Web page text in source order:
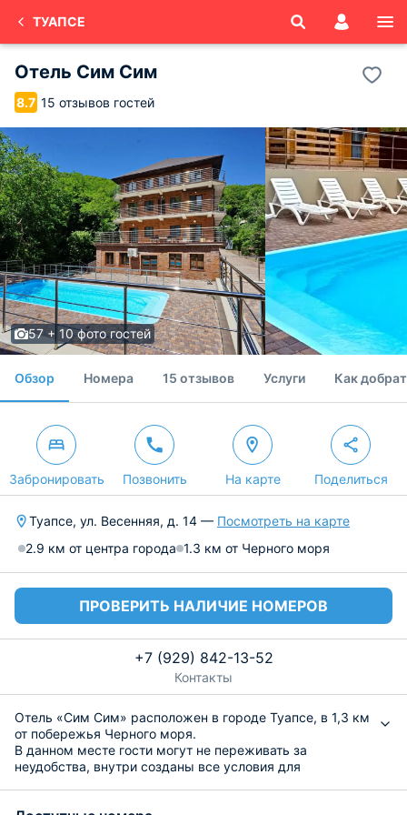
ТУАПСЕ
Отель Сим Сим
8.7 15 отзывов гостей
57 + 10 фото гостей
Обзор Номера 15 отзывов Услуги Как
Забронировать Позвонить На карте Поделиться
Туапсе, ул. Весенняя, д. 14 — Посмотреть на карте
2.9 км от центра города 1.3 км от Черного моря
ПРОВЕРИТЬ НАЛИЧИЕ НОМЕРОВ
+7 (929) 842-13-52
Контакты
Отель «Сим Сим» расположен в городе Туапсе, в 1,3 км
от побережья Черного моря.
В данном месте гости могут не переживать за
неудобства, внутри созданы все условия для